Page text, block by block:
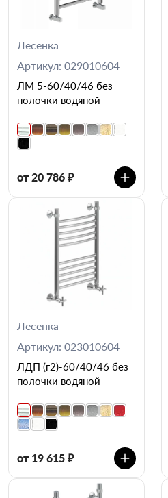
Лесенка
Артикул: 029010604
ЛМ 5-60/40/46 без
полочки водяной
от 20 786 ₽
Лесенка
Артикул: 023010604
ЛДП (г2)-60/40/46 без
полочки водяной
от 19 615 ₽